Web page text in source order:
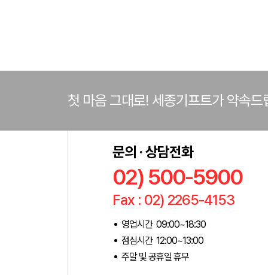
첫 마음 그대로! 세종기프트가 약속드
문의 · 상담전화
02) 500-5900
Fax : 02) 2265-4153
영업시간 09:00~18:30
점심시간 12:00~13:00
주말 및 공휴일 휴무